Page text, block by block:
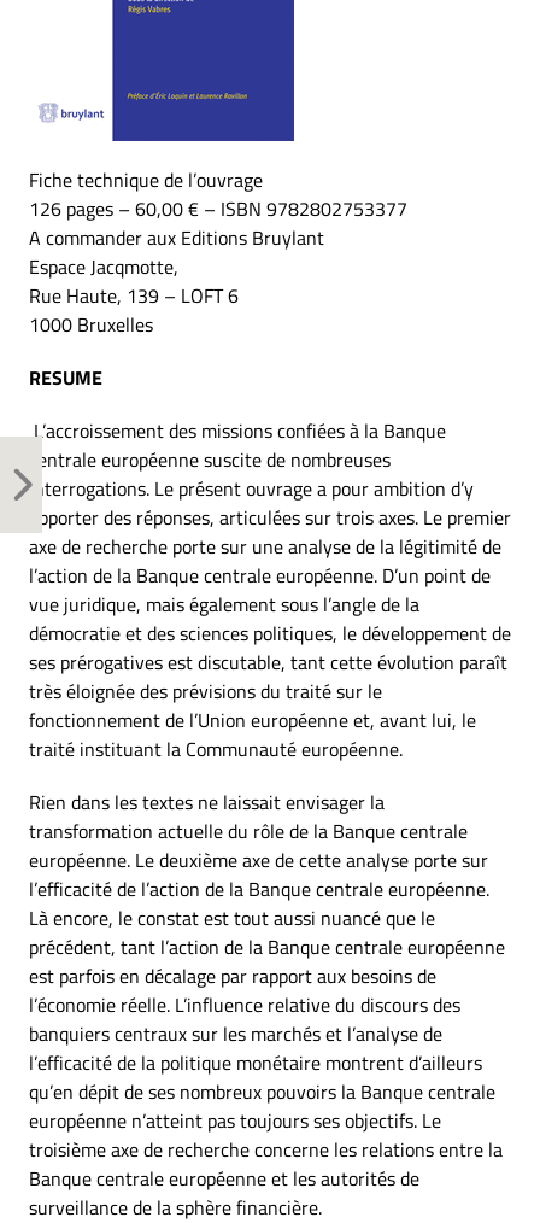
Fiche technique de l’ouvrage
126 pages – 60,00 € – ISBN 9782802753377
A commander aux Editions Bruylant
Espace Jacqmotte,
Rue Haute, 139 – LOFT 6
1000 Bruxelles
RESUME
L’accroissement des missions confiées à la Banque
centrale européenne suscite de nombreuses
interrogations. Le présent ouvrage a pour ambition d’y
apporter des réponses, articulées sur trois axes. Le premier
axe de recherche porte sur une analyse de la légitimité de
l’action de la Banque centrale européenne. D’un point de
vue juridique, mais également sous l’angle de la
démocratie et des sciences politiques, le développement de
ses prérogatives est discutable, tant cette évolution paraît
très éloignée des prévisions du traité sur le
fonctionnement de l’Union européenne et, avant lui, le
traité instituant la Communauté européenne.
Rien dans les textes ne laissait envisager la
transformation actuelle du rôle de la Banque centrale
européenne. Le deuxième axe de cette analyse porte sur
l’efficacité de l’action de la Banque centrale européenne.
Là encore, le constat est tout aussi nuancé que le
précédent, tant l’action de la Banque centrale européenne
est parfois en décalage par rapport aux besoins de
l’économie réelle. L’influence relative du discours des
banquiers centraux sur les marchés et l’analyse de
l’efficacité de la politique monétaire montrent d’ailleurs
qu’en dépit de ses nombreux pouvoirs la Banque centrale
européenne n’atteint pas toujours ses objectifs. Le
troisième axe de recherche concerne les relations entre la
Banque centrale européenne et les autorités de
surveillance de la sphère financière.